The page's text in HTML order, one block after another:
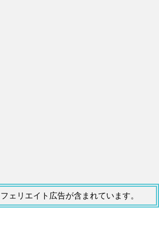
ェリエイト広告が含まれています。